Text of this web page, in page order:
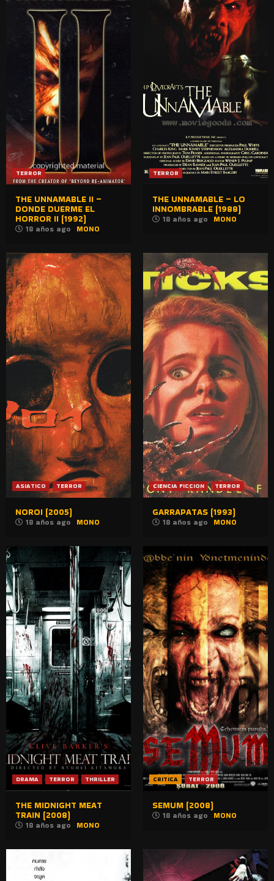
TERROR
THE UNNAMABLE II –
DONDE DUERME EL
HORROR II (1992)
18 años ago MONO
TERROR
THE UNNAMABLE – LO
INNOMBRABLE (1988)
18 años ago MONO
ASIATICO TERROR
NOROI (2005)
18 años ago MONO
CIENCIA FICCION TERROR
GARRAPATAS (1993)
18 años ago MONO
DRAMA TERROR THRILLER
THE MIDNIGHT MEAT
TRAIN (2008)
18 años ago MONO
CRITICA TERROR
SEMUM (2008)
18 años ago MONO